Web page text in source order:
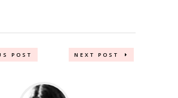
POST NEXT POST